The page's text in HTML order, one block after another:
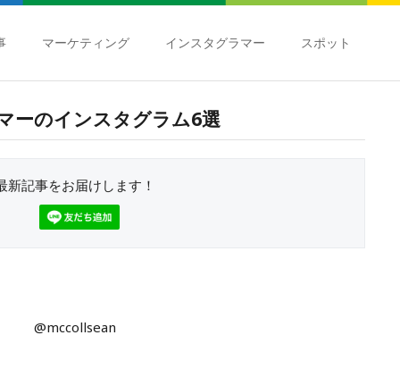
マーケティング インスタグラマー スポット
ーのインスタグラム6選
新記事をお届けします！
@mccollsean